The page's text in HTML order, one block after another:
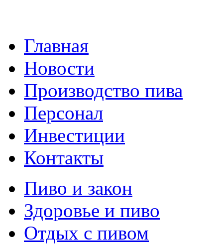
Главная
Новости
Производство пива
Персонал
Инвестиции
Контакты
Пиво и закон
Здоровье и пиво
Отдых с пивом